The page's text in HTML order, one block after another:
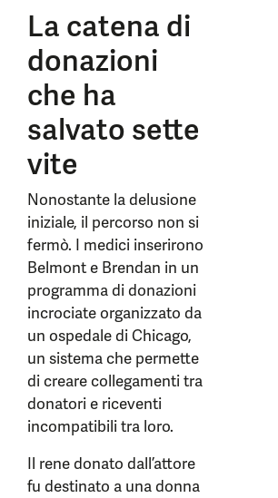
La catena di
donazioni
che ha
salvato sette
vite
Nonostante la delusione
iniziale, il percorso non si
fermò. I medici inserirono
Belmont e Brendan in un
programma di donazioni
incrociate organizzato da
un ospedale di Chicago,
un sistema che permette
di creare collegamenti tra
donatori e riceventi
incompatibili tra loro.
Il rene donato dall’attore
fu destinato a una donna